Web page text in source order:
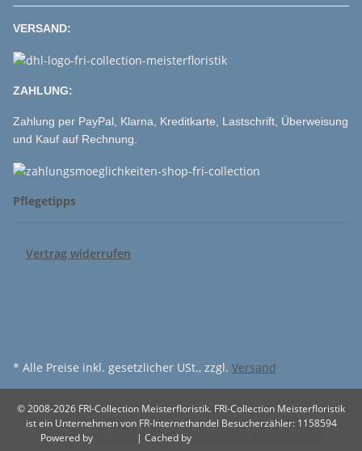
VERSAND:
ZAHLUNG:
Zahlung per PayPal, Klarna, Kreditkarte, Lastschrift, Überweisung
und Kauf auf Rechnung.
Pflegetipps
Vertrag widerrufen
* Alle Preise inkl. gesetzlicher USt., zzgl. Versand
© 2008-2026 FRI-Collection Meisterfloristik. FRI-Collection Meisterfloristik
ist ein Unternehmen von FR-Internethandel Besucherzähler: 1158594
Powered by
| Cached by